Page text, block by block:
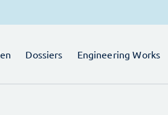
Dossiers Engineering Works